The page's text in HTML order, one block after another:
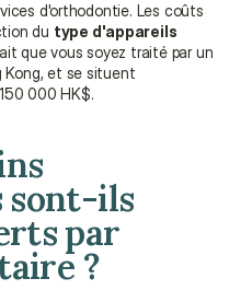
d'orthodontie. Les coûts
du type d'appareils
que vous soyez traité par un
et se situent
000 HK$.
sont-ils
par
?